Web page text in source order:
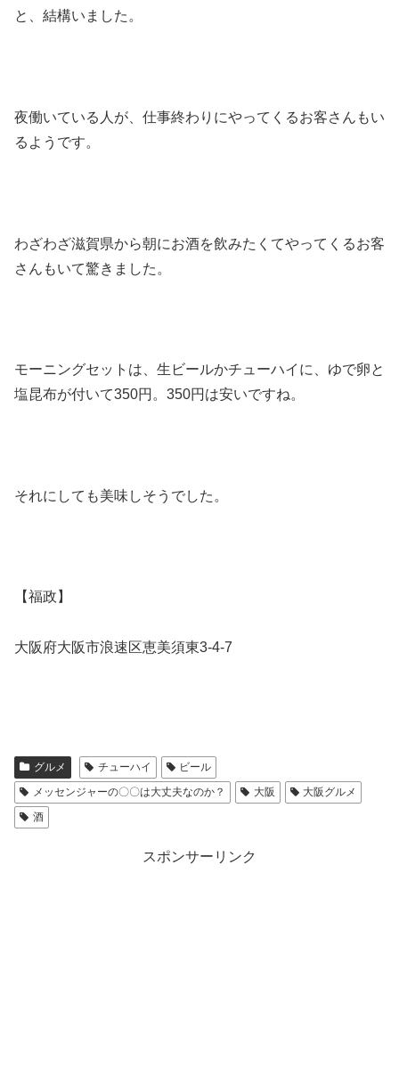
と、結構いました。
夜働いている人が、仕事終わりにやってくるお客さんもい
るようです。
わざわざ滋賀県から朝にお酒を飲みたくてやってくるお客
さんもいて驚きました。
モーニングセットは、生ビールかチューハイに、ゆで卵と
塩昆布が付いて350円。350円は安いですね。
それにしても美味しそうでした。
【福政】
大阪府大阪市浪速区恵美須東3-4-7
グルメ チューハイ
ビール
メッセンジャーの〇〇は大丈夫なのか？
大阪
大阪グルメ
酒
スポンサーリンク